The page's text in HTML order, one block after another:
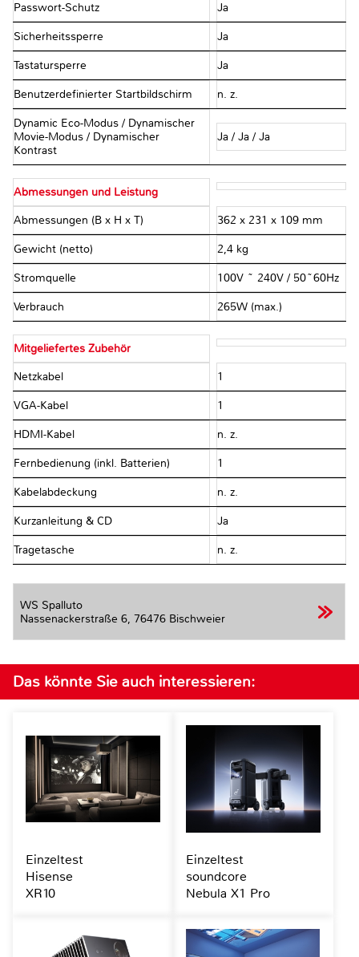
Passwort-Schutz Ja
Sicherheitssperre Ja
Tastatursperre Ja
Benutzerdefinierter Startbildschirm n. z.
Dynamic Eco-Modus / Dynamischer
Movie-Modus / Dynamischer
Kontrast
Ja / Ja / Ja
Abmessungen und Leistung
Abmessungen (B x H x T) 362 x 231 x 109 mm
Gewicht (netto) 2,4 kg
Stromquelle 100V ~ 240V / 50~60Hz
Verbrauch 265W (max.)
Mitgeliefertes Zubehör
Netzkabel 1
VGA-Kabel 1
HDMI-Kabel n. z.
Fernbedienung (inkl. Batterien) 1
Kabelabdeckung n. z.
Kurzanleitung & CD Ja
Tragetasche n. z.
WS Spalluto
Nassenackerstraße 6, 76476 Bischweier
Das könnte Sie auch interessieren:
Einzeltest
Hisense
XR10
Einzeltest
soundcore
Nebula X1 Pro